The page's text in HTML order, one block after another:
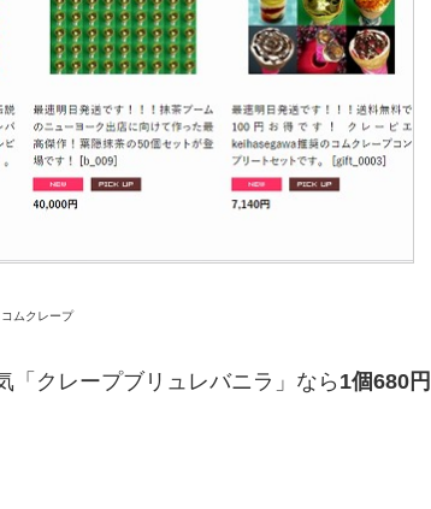
ムクレープ
「クレープブリュレバニラ」なら 1個680円